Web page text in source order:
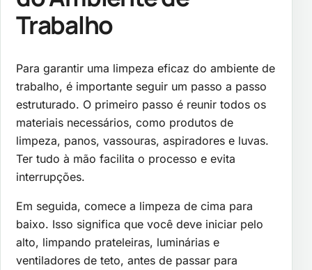
Trabalho
Para garantir uma limpeza eficaz do ambiente de
trabalho, é importante seguir um passo a passo
estruturado. O primeiro passo é reunir todos os
materiais necessários, como produtos de
limpeza, panos, vassouras, aspiradores e luvas.
Ter tudo à mão facilita o processo e evita
interrupções.
Em seguida, comece a limpeza de cima para
baixo. Isso significa que você deve iniciar pelo
alto, limpando prateleiras, luminárias e
ventiladores de teto, antes de passar para